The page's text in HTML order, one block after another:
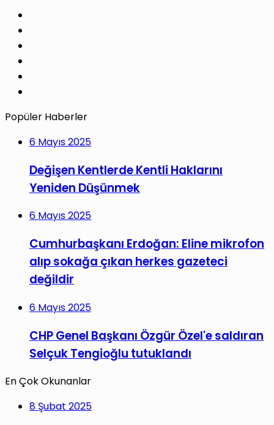
Popüler Haberler
6 Mayıs 2025
Değişen Kentlerde Kentli Haklarını
Yeniden Düşünmek
6 Mayıs 2025
Cumhurbaşkanı Erdoğan: Eline mikrofon
alıp sokağa çıkan herkes gazeteci
değildir
6 Mayıs 2025
CHP Genel Başkanı Özgür Özel'e saldıran
Selçuk Tengioğlu tutuklandı
En Çok Okunanlar
8 Şubat 2025